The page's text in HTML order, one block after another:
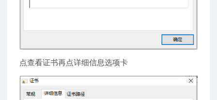
点查看证书再点详细信息选项卡